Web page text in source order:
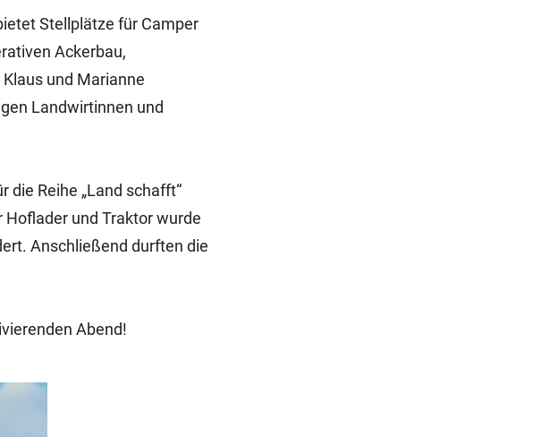
Stellplätze für Camper
Ackerbau,
und Marianne
Landwirtinnen und
die Reihe „Land schafft“
Hoflader und Traktor wurde
Anschließend durften die
Abend!